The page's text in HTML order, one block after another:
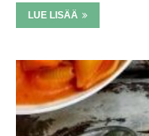
LUE LISÄÄ